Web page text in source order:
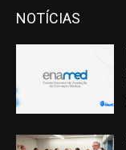
NOTÍCIAS